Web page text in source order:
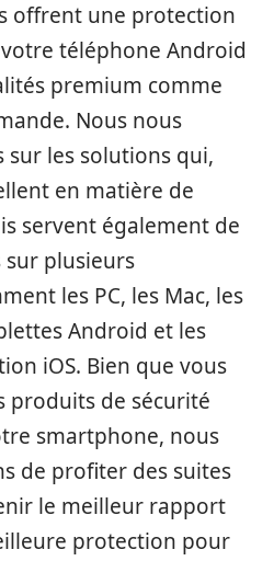
offrent une protection
téléphone Android
premium comme
Nous nous
sur les solutions qui,
en matière de
servent également de
plusieurs
les PC, les Mac, les
Android et les
iOS. Bien que vous
produits de sécurité
smartphone, nous
de profiter des suites
le meilleur rapport
protection pour